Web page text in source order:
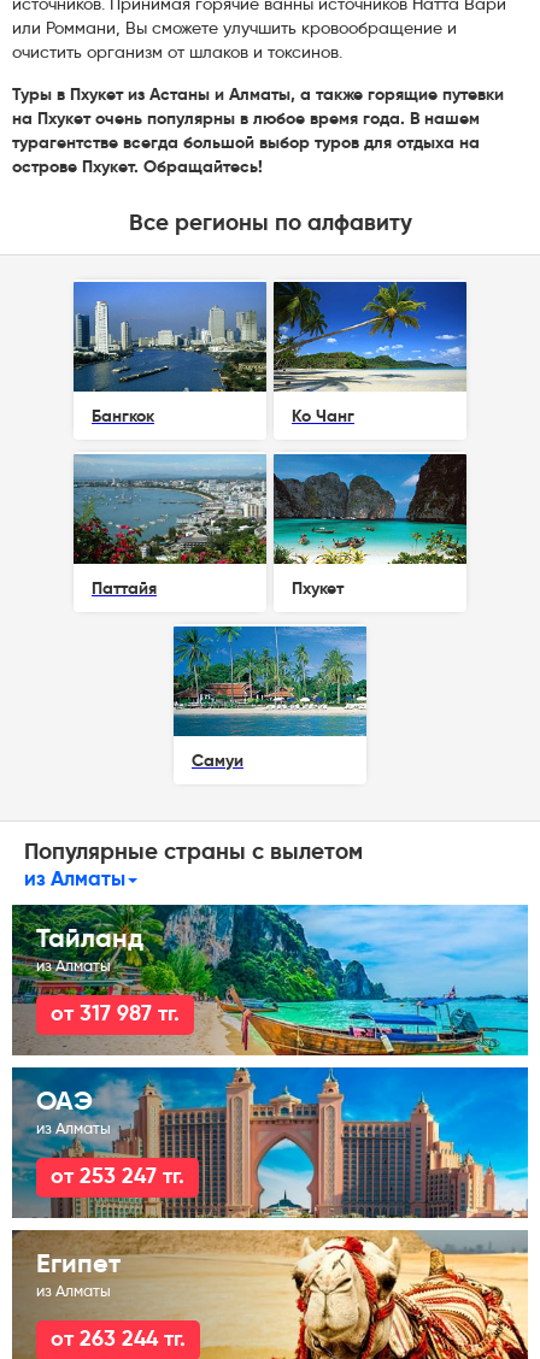
источников. Принимая горячие ванны источников Натта Вари
или Роммани, Вы сможете улучшить кровообращение и
очистить организм от шлаков и токсинов.
Туры в Пхукет из Астаны и Алматы, а также горящие путевки
на Пхукет очень популярны в любое время года. В нашем
турагентстве всегда большой выбор туров для отдыха на
острове Пхукет. Обращайтесь!
Все регионы по алфавиту
Бангкок Ко Чанг
Паттайя Пхукет
Самуи
Популярные страны с вылетом
из Алматы
Тайланд
из Алматы
от 317 987 тг.
ОАЭ
из Алматы
от 253 247 тг.
Египет
из Алматы
от 263 244 тг.